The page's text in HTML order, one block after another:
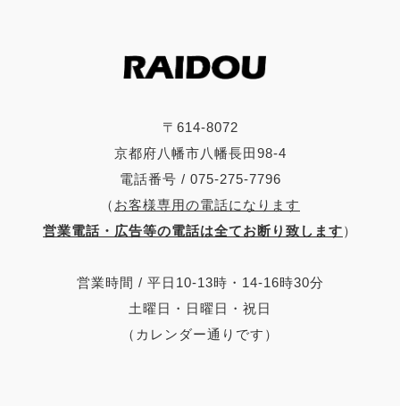
〒614-8072
京都府八幡市八幡長田98-4
電話番号 / 075-275-7796
（ お客様専用の電話になります
営業電話・広告等の電話は全てお断り致します）
営業時間 / 平日10-13時・14-16時30分
土曜日・日曜日・祝日
（カレンダー通りです）